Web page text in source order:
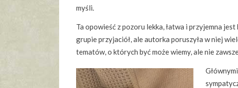
myśli.
Ta opowieść z pozoru lekka, łatwa i przyjemna
grupie przyjaciół, ale autorka poruszyła w niej
tematów, o których być może wiemy, ale nie